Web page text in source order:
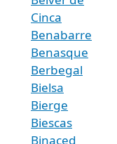
Cinca
Benabarre
Benasque
Berbegal
Bielsa
Bierge
Biescas
Binaced